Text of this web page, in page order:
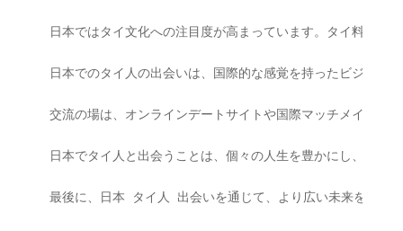
日本ではタイ文化への注目度が高まっています。タイ料理や
日本でのタイ人の出会いは、国際的な感覚を持ったビジネス
交流の場は、オンラインデートサイトや国際マッチメイキン
日本でタイ人と出会うことは、個々の人生を豊かにし、新た
最後に、日本 タイ人 出会いを通じて、より広い未来を切り